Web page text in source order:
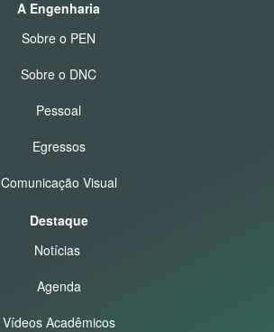
A Engenharia
Sobre o PEN
Sobre o DNC
Pessoal
Egressos
Comunicação Visual
Destaque
Notícias
Agenda
Vídeos Acadêmicos